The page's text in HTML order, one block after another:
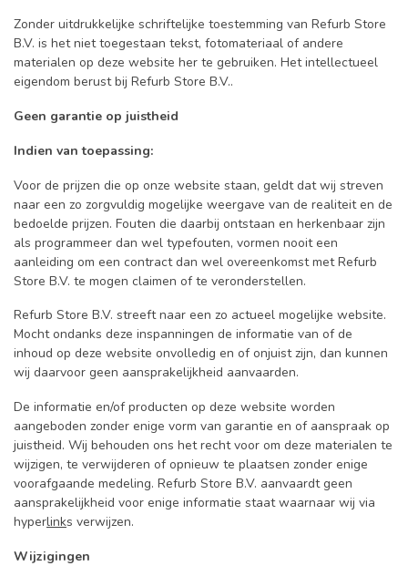
Zonder uitdrukkelijke schriftelijke toestemming van Refurb Store
B.V. is het niet toegestaan tekst, fotomateriaal of andere
materialen op deze website her te gebruiken. Het intellectueel
eigendom berust bij Refurb Store B.V..
Geen garantie op juistheid
Indien van toepassing:
Voor de prijzen die op onze website staan, geldt dat wij streven
naar een zo zorgvuldig mogelijke weergave van de realiteit en de
bedoelde prijzen. Fouten die daarbij ontstaan en herkenbaar zijn
als programmeer dan wel typefouten, vormen nooit een
aanleiding om een contract dan wel overeenkomst met Refurb
Store B.V. te mogen claimen of te veronderstellen.
Refurb Store B.V. streeft naar een zo actueel mogelijke website.
Mocht ondanks deze inspanningen de informatie van of de
inhoud op deze website onvolledig en of onjuist zijn, dan kunnen
wij daarvoor geen aansprakelijkheid aanvaarden.
De informatie en/of producten op deze website worden
aangeboden zonder enige vorm van garantie en of aanspraak op
juistheid. Wij behouden ons het recht voor om deze materialen te
wijzigen, te verwijderen of opnieuw te plaatsen zonder enige
voorafgaande medeling. Refurb Store B.V. aanvaardt geen
aansprakelijkheid voor enige informatie staat waarnaar wij via
hyperlinks verwijzen.
Wijzigingen